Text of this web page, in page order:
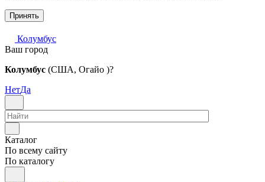
Принять
Колумбус
Ваш город
Колумбус (США, Огайо )?
НетДа
Каталог
По всему сайту
По каталогу